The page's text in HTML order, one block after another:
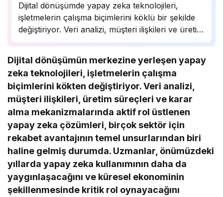
Dijital dönüşümde yapay zeka teknolojileri,
işletmelerin çalışma biçimlerini köklü bir şekilde
değiştiriyor. Veri analizi, müşteri ilişkileri ve üretim
süreçlerinde önemli bir rol oynayan yapay zeka,
Uzmanlar, bu teknolojinin önümüzdeki yıllarda
daha da yaygınlaşarak…
Dijital dönüşümün merkezine yerleşen yapay
zeka teknolojileri, işletmelerin çalışma
biçimlerini kökten değiştiriyor. Veri analizi,
müşteri ilişkileri, üretim süreçleri ve karar
alma mekanizmalarında aktif rol üstlenen
yapay zeka çözümleri, birçok sektör için
rekabet avantajının temel unsurlarından biri
haline gelmiş durumda. Uzmanlar, önümüzdeki
yıllarda yapay zeka kullanımının daha da
yaygınlaşacağını ve küresel ekonominin
şekillenmesinde kritik rol oynayacağını